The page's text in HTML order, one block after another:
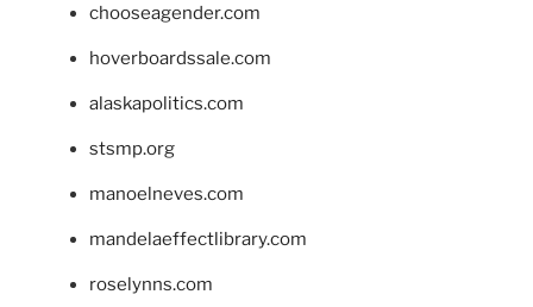
chooseagender.com
hoverboardssale.com
alaskapolitics.com
stsmp.org
manoelneves.com
mandelaeffectlibrary.com
roselynns.com